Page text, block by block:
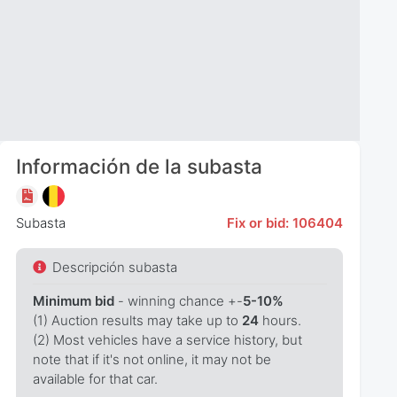
Información de la subasta
Subasta Fix or bid: 106404
Descripción subasta
Minimum bid- winning chance +-5-10%
(1) Auction results may take up to 24hours.
(2) Most vehicles have a service history, but
note that if it's not online, it may not be
available for that car.